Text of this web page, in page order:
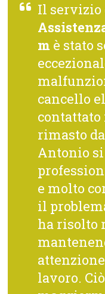
Il servizio
m è stato
cancello
contattato
rimasto
Antonio
e molto
il
ha risolto
lavoro.